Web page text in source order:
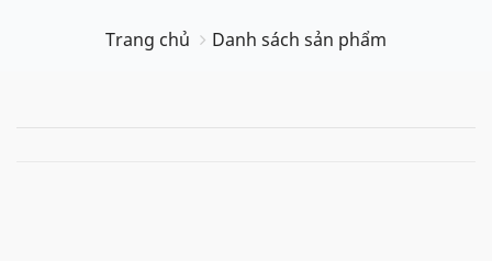
Trang chủ Danh sách sản phẩm